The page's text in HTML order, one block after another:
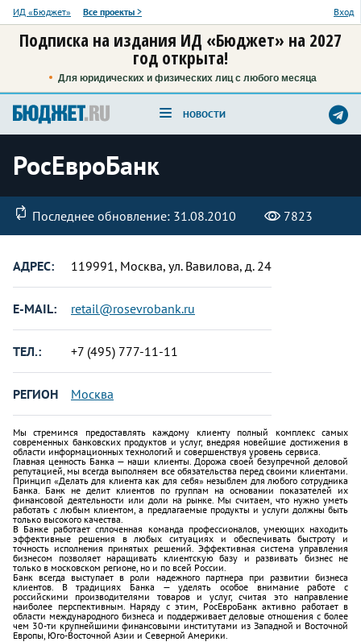
ИД «Бюджет» Все проекты > Вход
Подписка на издания ИД «Бюджет» на 2027
год открыта!
Для юридических и физических лиц с любого месяца
НОВОСТИ
РосЕвроБанк
Последнее обновление: 31.08.2010 7823
АДРЕС: 119991, Москва, ул. Вавилова, д. 24
E-MAIL: retail@rosevrobank.ru
ТЕЛ.: +7 (495) 777-11-11
РЕГИОН Москва
Мы стремимся предоставлять каждому клиенту полный комплекс самых
современных банковских продуктов и услуг, внедряя новейшие достижения в
области информационных технологий и совершенствуя уровень сервиса.
Главная ценность Банка — наши клиенты. Дорожа своей безупречной деловой
репутацией, мы всегда выполняем все обязательства перед своими клиентами.
Принцип «Делать для клиента как для себя» незыблем для любого сотрудника
Банка. Банк не делит клиентов по группам на основании показателей их
финансовой деятельности или доли на рынке. Мы считаем, что нужно уметь
работать с любым клиентом, а предлагаемые продукты и услуги должны быть
только высокого качества.
В Банке работает сплоченная команда профессионалов, умеющих находить
эффективные решения в любых ситуациях и обеспечивать быстроту и
точность исполнения принятых решений. Эффективная система управления
бизнесом позволяет наращивать клиентскую базу и развивать бизнес не
только в московском регионе, но и по всей России.
Банк всегда выступает в роли надежного партнера при развитии бизнеса
клиентов. В традициях Банка — уделять особое внимание работе с
российскими производителями товаров и услуг, считая это направление
наиболее перспективным. Наряду с этим, РосЕвроБанк активно работает в
области международного бизнеса и поддерживает деловые отношения с более
чем 30-ти крупнейшими финансовыми институтами из Западной и Восточной
Европы, Юго-Восточной Азии и Северной Америки.